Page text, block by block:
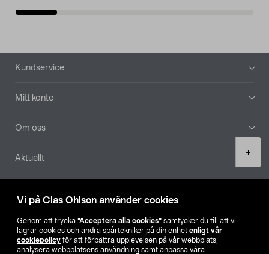
Vi på Clas Ohlson använder cookies
Genom att trycka ”Acceptera alla cookies” samtycker du till att vi
lagrar cookies och andra spårtekniker på din enhet enligt vår
cookiepolicy för att förbättra upplevelsen på vår webbplats,
analysera webbplatsens användning samt anpassa våra
+
Sidfot
Kundservice
Mitt konto
Om oss
Aktuellt
Hitta butik
SE NO FI